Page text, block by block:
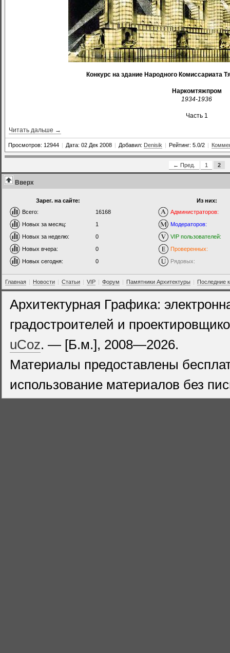
Конкурс на здание Народного Комиссариата
Наркомтяжпром
1934-1936
Часть 1
Читать дальше →
Просмотров: 12944 Дата: 02 Дек 2008 Добавил: Denisik Рейтинг: 5.0/2
← Пред. 1 2
Вверх
Зарег. на сайте:
Всего:
16168
Новых за месяц:
1
Новых за неделю:
0
Новых вчера:
0
Новых сегодня:
0
Из них:
Администраторов:
Модераторов:
VIP пользователей:
Проверенных:
Рядовых:
Главная | Новости | Статьи | VIP | Форум | Памятники Архитектуры | Последние
Архитектурная Графика:
градостроителей и
uCoz. — [Б.м.], 2008—2026.
Материалы предоставлены
использование материалов без